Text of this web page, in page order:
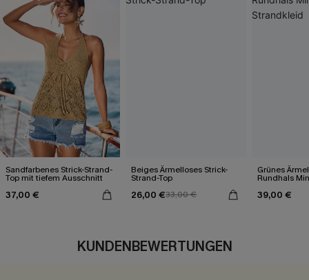
Sandfarbenes Strick-Strand-
Top mit tiefem Ausschnitt
37,00 €
Beiges Ärmelloses Strick-
Strand-Top
26,00 €33,00 €
Grünes
Rundhals
39,00 €
KUNDENBEWERTUNGEN